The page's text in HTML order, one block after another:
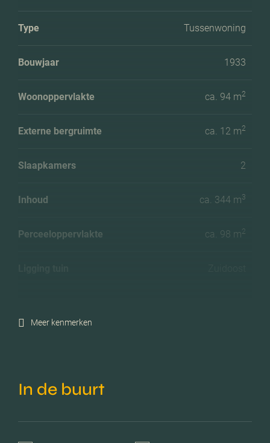
Type Tussenwoning
Bouwjaar 1933
Woonoppervlakte ca. 94 m2
Externe bergruimte ca. 12 m2
Slaapkamers 2
Inhoud ca. 344 m3
Perceeloppervlakte ca. 98 m2
Parkeerfaciliteiten
Meer kenmerken
In de buurt